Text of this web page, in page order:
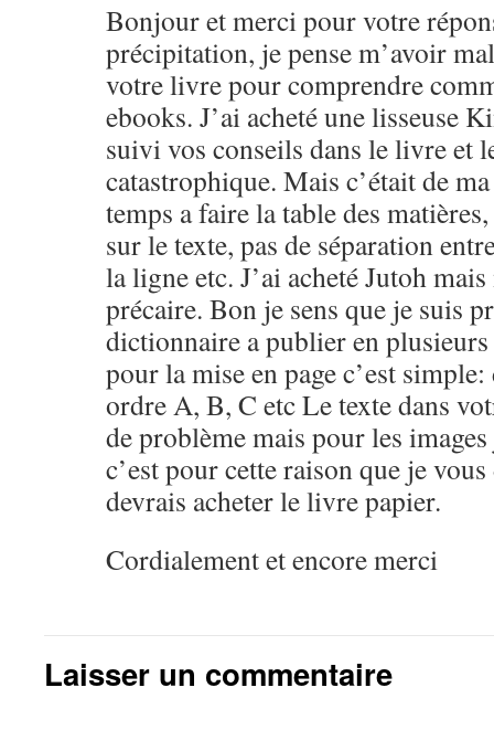
Bonjour et merci pour votre
précipitation, je pense m’avoir
votre livre pour comprendre
ebooks. J’ai acheté une lisseuse
suivi vos conseils dans le livre et
catastrophique. Mais c’était de
temps a faire la table des
sur le texte, pas de séparation
la ligne etc. J’ai acheté Jutoh
précaire. Bon je sens que je suis
dictionnaire a publier en
pour la mise en page c’est
ordre A, B, C etc Le texte dans
de problème mais pour les
c’est pour cette raison que je
devrais acheter le livre papier.
Cordialement et encore merci
Laisser un commentaire